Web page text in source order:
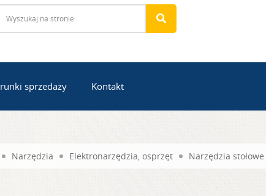
sprzedaży Kontakt
Narzędzia Elektronarzędzia, osprzęt Narzędzia stołowe